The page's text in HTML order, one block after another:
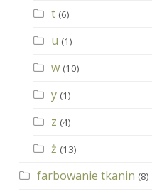
t (6)
u (1)
w (10)
y (1)
z (4)
ż (13)
farbowanie tkanin (8)